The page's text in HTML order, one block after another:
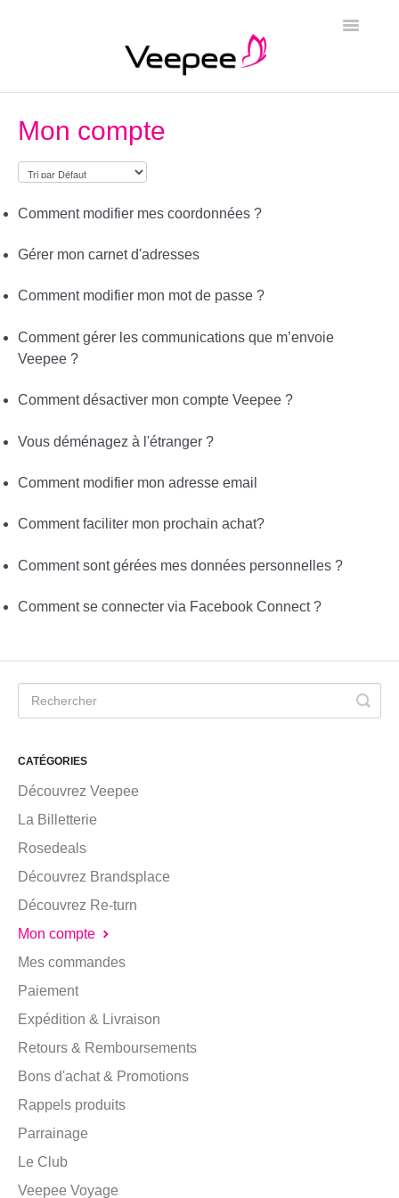
Toggle
Mon compte
Comment modifier mes coordonnées ?
Gérer mon carnet d'adresses
Comment modifier mon mot de passe ?
Comment gérer les communications que m’envoie
Veepee ?
Comment désactiver mon compte Veepee ?
Vous déménagez à l'étranger ?
Comment modifier mon adresse email
Comment faciliter mon prochain achat?
Comment sont gérées mes données personnelles ?
Comment se connecter via Facebook Connect ?
CATÉGORIES
Découvrez Veepee
La Billetterie
Rosedeals
Découvrez Brandsplace
Découvrez Re-turn
Mon compte
Mes commandes
Paiement
Expédition & Livraison
Retours & Remboursements
Bons d'achat & Promotions
Rappels produits
Parrainage
Le Club
Veepee Voyage